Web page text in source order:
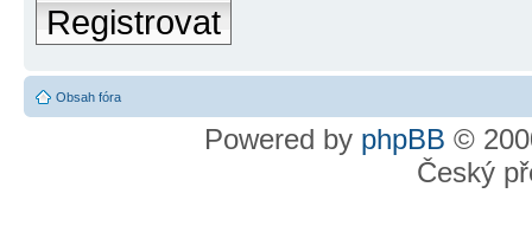
Registrovat
Obsah fóra
Powered by phpBB ©
Český